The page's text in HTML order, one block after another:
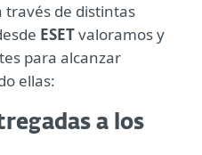
de distintas
ESETvaloramos y
para alcanzar
ellas:
a los